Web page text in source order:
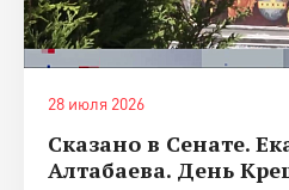
28 июля 2026
Сказано в Сенате.
Алтабаева. День